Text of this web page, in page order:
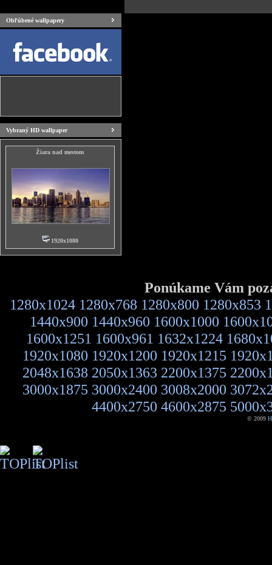
Obľúbené wallpapery
Vybraný HD wallpaper
Žiara nad mestom
1920x1080
Ponúkame Vám
1280x1024 1280x768 1280x800 1280x853
1440x900 1440x960 1600x1000
1600x1251 1600x961 1632x1224
1920x1080 1920x1200 1920x1215
2048x1638 2050x1363 2200x1375
3000x1875 3000x2400 3008x2000
4400x2750 4600x2875
© 2009